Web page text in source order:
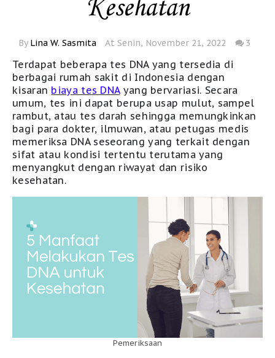
Kesehatan
By Lina W. Sasmita At Senin, November 21, 2022 3
Terdapat beberapa tes DNA yang tersedia di
berbagai rumah sakit di Indonesia dengan
kisaran biaya tes DNAyang bervariasi. Secara
umum, tes ini dapat berupa usap mulut, sampel
rambut, atau tes darah sehingga memungkinkan
bagi para dokter, ilmuwan, atau petugas medis
memeriksa DNA seseorang yang terkait dengan
sifat atau kondisi tertentu terutama yang
menyangkut dengan riwayat dan risiko
kesehatan.
Pemeriksaan